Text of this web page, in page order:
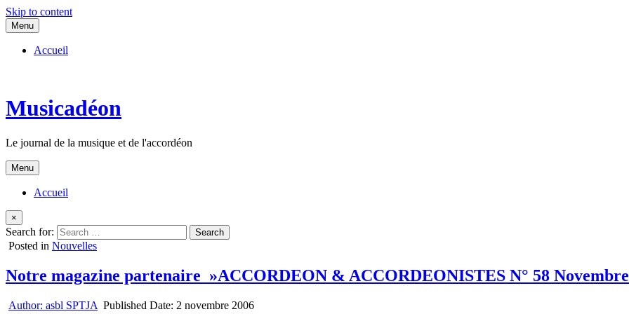
Skip to content
Menu
Accueil
Musicadéon
Le journal de la musique et de l'accordéon
Menu
Accueil
×
Search for:
Posted in Nouvelles
Notre magazine partenaire »ACCORDEON & ACCORDEONISTES N° 58
Author: asbl SPTJA Published Date: 2 novembre 2006